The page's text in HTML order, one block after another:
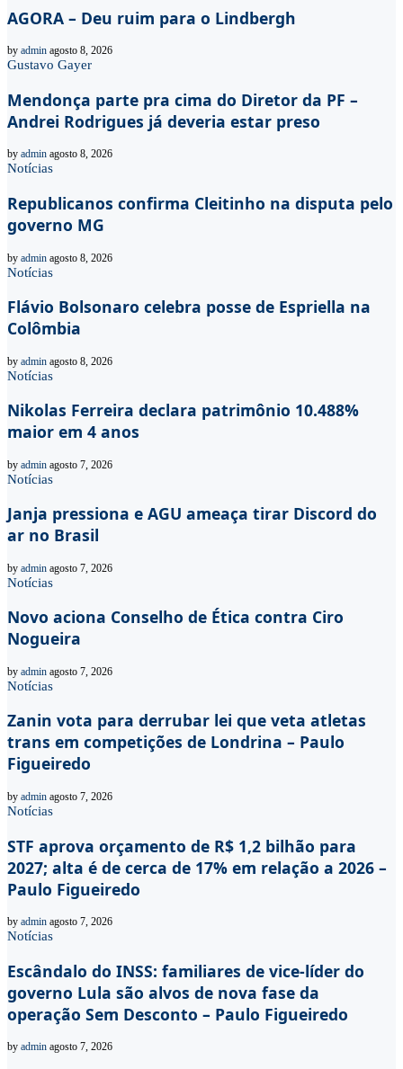
AGORA – Deu ruim para o Lindbergh
by admin agosto 8, 2026
Gustavo Gayer
Mendonça parte pra cima do Diretor da PF –
Andrei Rodrigues já deveria estar preso
by admin agosto 8, 2026
Notícias
Republicanos confirma Cleitinho na disputa pelo
governo MG
by admin agosto 8, 2026
Notícias
Flávio Bolsonaro celebra posse de Espriella na
Colômbia
by admin agosto 8, 2026
Notícias
Nikolas Ferreira declara patrimônio 10.488%
maior em 4 anos
by admin agosto 7, 2026
Notícias
Janja pressiona e AGU ameaça tirar Discord do
ar no Brasil
by admin agosto 7, 2026
Notícias
Novo aciona Conselho de Ética contra Ciro
Nogueira
by admin agosto 7, 2026
Notícias
Zanin vota para derrubar lei que veta atletas
trans em competições de Londrina – Paulo
Figueiredo
by admin agosto 7, 2026
Notícias
STF aprova orçamento de R$ 1,2 bilhão para
2027; alta é de cerca de 17% em relação a 2026 –
Paulo Figueiredo
by admin agosto 7, 2026
Notícias
Escândalo do INSS: familiares de vice-líder do
governo Lula são alvos de nova fase da
operação Sem Desconto – Paulo Figueiredo
by admin agosto 7, 2026